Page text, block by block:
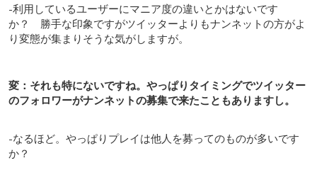
-利用しているユーザーにマニア度の違いとかはないです
か？ 勝手な印象ですがツイッターよりもナンネットの方がよ
り変態が集まりそうな気がしますが。
変：それも特にないですね。やっぱりタイミングでツイッター
のフォロワーがナンネットの募集で来たこともありますし。
-なるほど。やっぱりプレイは他人を募ってのものが多いです
か？